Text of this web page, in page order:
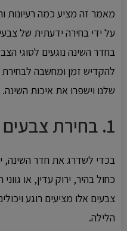
מאמר זה מציע כמה רעיונות
על ידי בחירה ידעתית של
בחדר השינה נוגעים לסוגי
להקדיש זמן ומחשבה לבחירת
שלנו וישפרו את איכות השינה.
1. בחירת צבעים
בכדי לשדרג את חדר השינה,
כחול בהיר, ירוק עדין, או
צבעים אלו מציעים רוגע
הלילה.